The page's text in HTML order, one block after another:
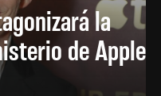
la
de Apple